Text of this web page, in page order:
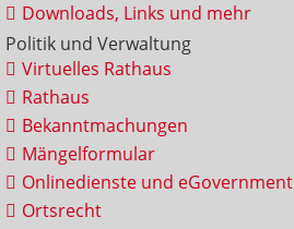
Downloads, Links und mehr
Politik und Verwaltung
Virtuelles Rathaus
Rathaus
Bekanntmachungen
Mängelformular
Onlinedienste und eGovernment
Ortsrecht